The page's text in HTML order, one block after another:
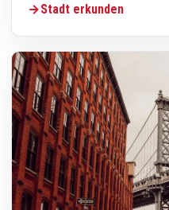
Stadt erkunden